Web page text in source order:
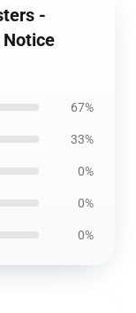
-
Notice
67%
33%
0%
0%
0%